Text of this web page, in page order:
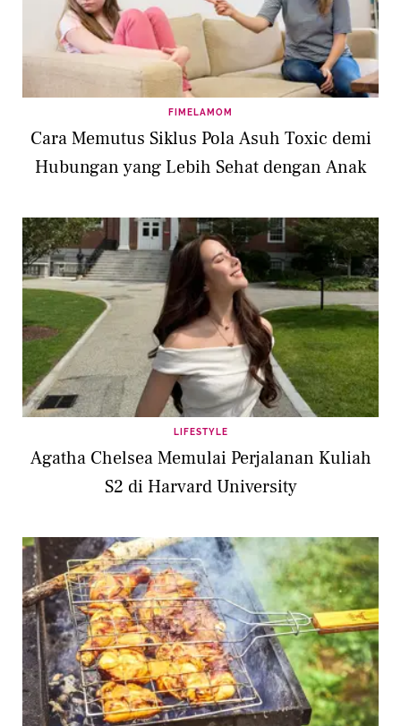
FIMELAMOM
Cara Memutus Siklus Pola Asuh Toxic demi
Hubungan yang Lebih Sehat dengan Anak
LIFESTYLE
Agatha Chelsea Memulai Perjalanan Kuliah
S2 di Harvard University